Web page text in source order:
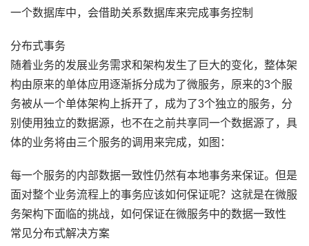
一个数据库中，会借助关系数据库来完成事务控制
分布式事务
随着业务的发展业务需求和架构发生了巨大的变化，整体架
构由原来的单体应用逐渐拆分成为了微服务，原来的3个服
务被从一个单体架构上拆开了，成为了3个独立的服务，分
别使用独立的数据源，也不在之前共享同一个数据源了，具
体的业务将由三个服务的调用来完成，如图：
每一个服务的内部数据一致性仍然有本地事务来保证。但是
面对整个业务流程上的事务应该如何保证呢？这就是在微服
务架构下面临的挑战，如何保证在微服务中的数据一致性
常见分布式解决方案